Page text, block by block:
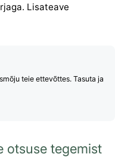
Lisateave
teie ettevõttes. Tasuta ja
otsuse tegemist